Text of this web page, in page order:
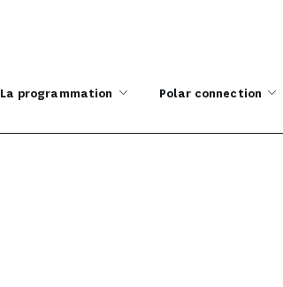
La programmation Polar connection